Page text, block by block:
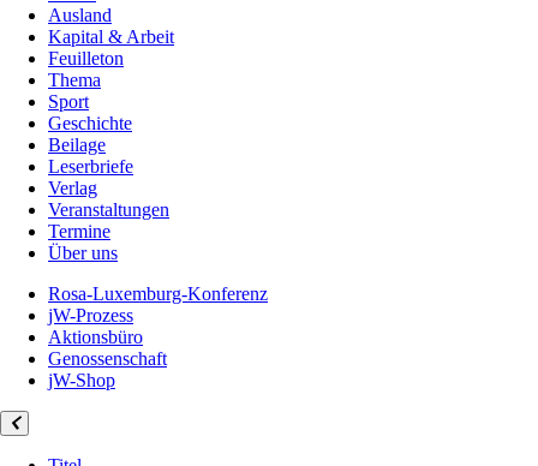
Ausland
Kapital & Arbeit
Feuilleton
Thema
Sport
Geschichte
Beilage
Leserbriefe
Verlag
Veranstaltungen
Termine
Über uns
Rosa-Luxemburg-Konferenz
jW-Prozess
Aktionsbüro
Genossenschaft
jW-Shop